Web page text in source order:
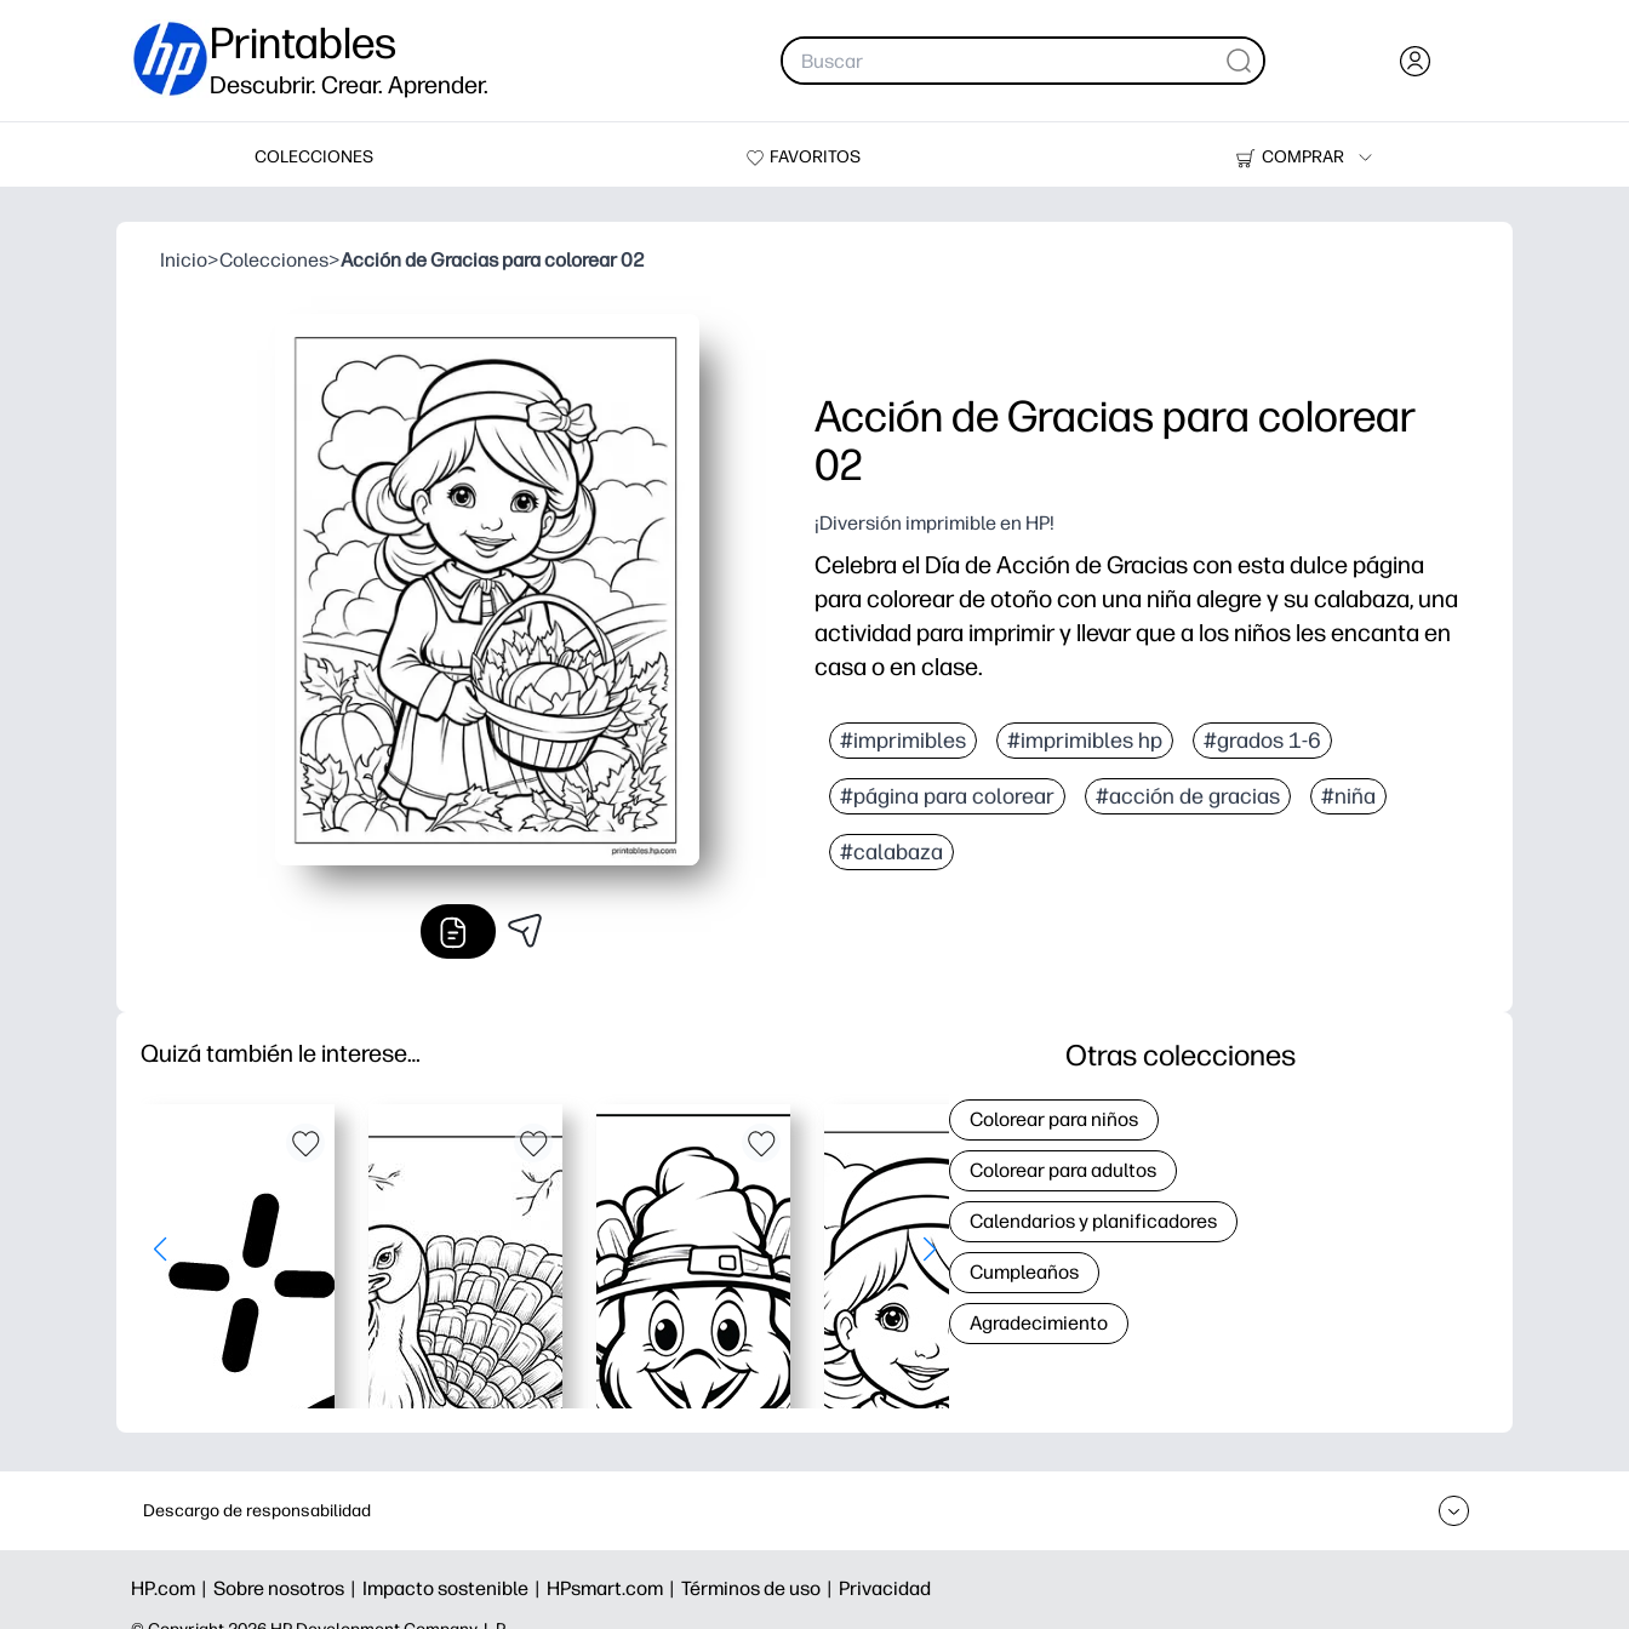
Printables
Descubrir. Crear. Aprender.
COLECCIONES FAVORITOS
COMPRAR
Impresoras
Inicio>Colecciones>Acción de Gracias para colorear 02
Acción de Gracias para colorear
02
¡Diversión imprimible en HP!
Celebra el Día de Acción de Gracias con esta dulce página
para colorear de otoño con una niña alegre y su calabaza, una
actividad para imprimir y llevar que a los niños les encanta en
casa o en clase.
Sin preparación: solo imprime, reparte y listo.
Mantiene las manos ocupadas y la mente tranquila a la vez que desarrolla
Promueve conversaciones sobre la gratitud, la cosecha y las tradiciones
Uso versátil con crayones, rotuladores o lápices: muestre las páginas
#imprimibles #imprimibles hp #grados 1-6
#página para colorear #acción de gracias #niña
#calabaza
Quizá también le interese… Otras colecciones
Colorear para niños
Colorear para adultos
Calendarios y planificadores
Cumpleaños
Agradecimiento
Descargo de responsabilidad
HP.com | Sobre nosotros | Impacto sostenible | HPsmart.com | Términos de uso | Privacidad